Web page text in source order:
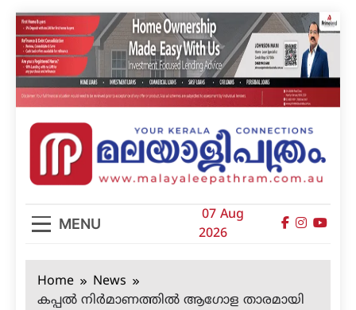
Skip
to
content
മലയാളിപത്രം
MENU
07 Aug
2026
Home
News
കപ്പല്‍ നിര്‍മാണത്തില്‍ ആഗോള താരമായി